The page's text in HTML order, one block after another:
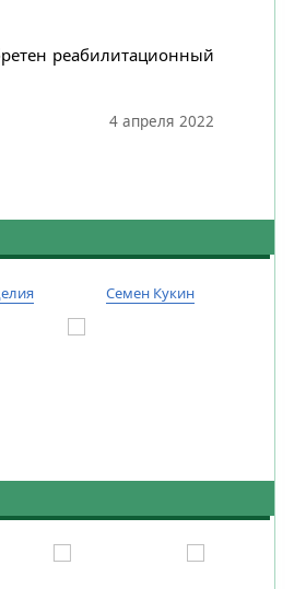
реабилитационный
4 апреля 2022
Семен Кукин